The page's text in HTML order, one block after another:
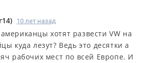
) 10 лет назад
хотят развести VW на
куда лезут? Ведь это десятки а
рабочих мест по всей Европе. И